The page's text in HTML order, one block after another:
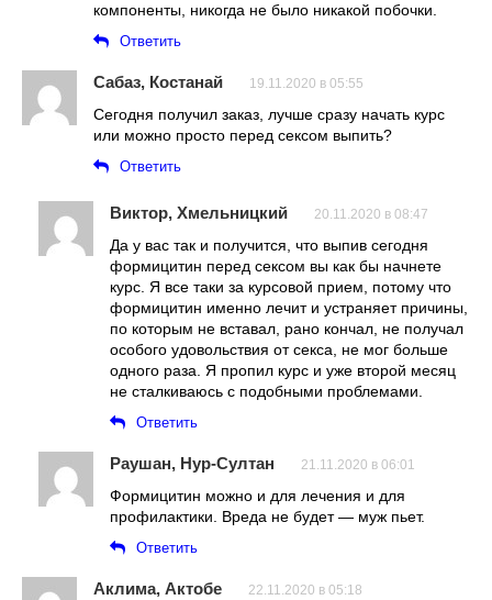
компоненты, никогда не было никакой побочки.
Ответить
Сабаз, Костанай 19.11.2020 в 05:55
Сегодня получил заказ, лучше сразу начать курс
или можно просто перед сексом выпить?
Ответить
Виктор, Хмельницкий 20.11.2020 в 08:47
Да у вас так и получится, что выпив сегодня
формицитин перед сексом вы как бы начнете
курс. Я все таки за курсовой прием, потому что
формицитин именно лечит и устраняет причины,
по которым не вставал, рано кончал, не получал
особого удовольствия от секса, не мог больше
одного раза. Я пропил курс и уже второй месяц
не сталкиваюсь с подобными проблемами.
Ответить
Раушан, Нур-Султан 21.11.2020 в 06:01
Формицитин можно и для лечения и для
профилактики. Вреда не будет — муж пьет.
Ответить
Аклима, Актобе 22.11.2020 в 05:18